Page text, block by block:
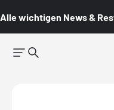
Alle wichtigen News &